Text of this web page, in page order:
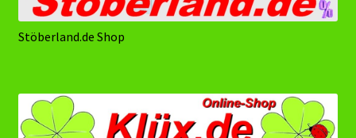
Stöberland.de Shop